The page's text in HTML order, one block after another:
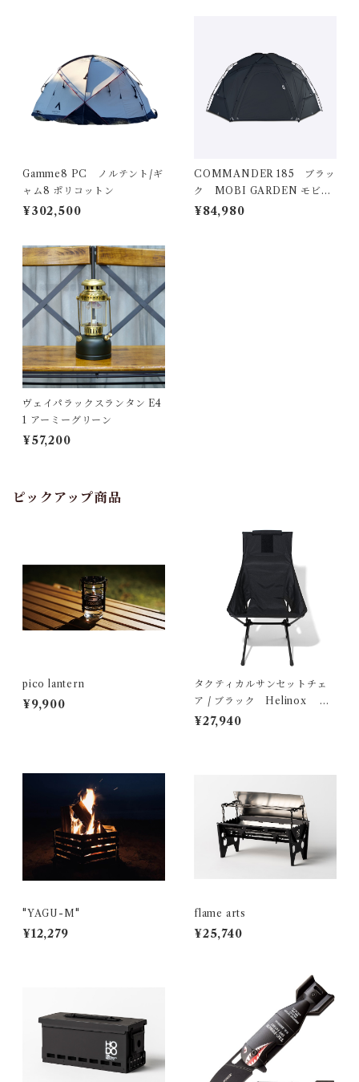
Gamme8 PC ノルテント/ギ
ャム8 ポリコットン
¥302,500
COMMANDER 185 ブラッ
ク MOBI GARDEN モビガ
ーデン
¥84,980
ヴェイパラックスランタン E4
1 アーミーグリーン
¥57,200
ピックアップ商品
pico lantern
¥9,900
タクティカルサンセットチェ
ア / ブラック Helinox ヘ
リノックス
¥27,940
"YAGU-M"
¥12,279
flame arts
¥25,740